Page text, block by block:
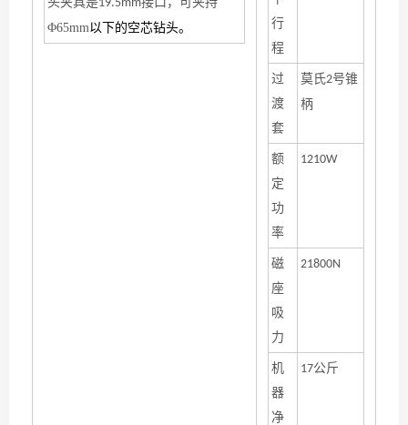
19.5mm
Φ65mm以下的空芯钻头。
行
程
过
渡
套
莫氏2号锥
柄
额
定
功
率
1210W
磁
座
吸
力
21800N
机
器
净
17公斤